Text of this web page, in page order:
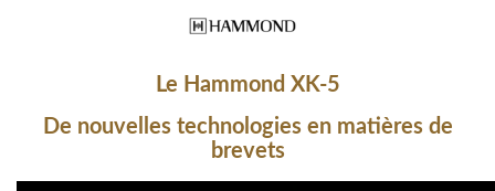
Le Hammond XK-5
De nouvelles technologies en matières de
brevets